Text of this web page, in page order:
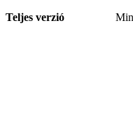
Teljes verzió